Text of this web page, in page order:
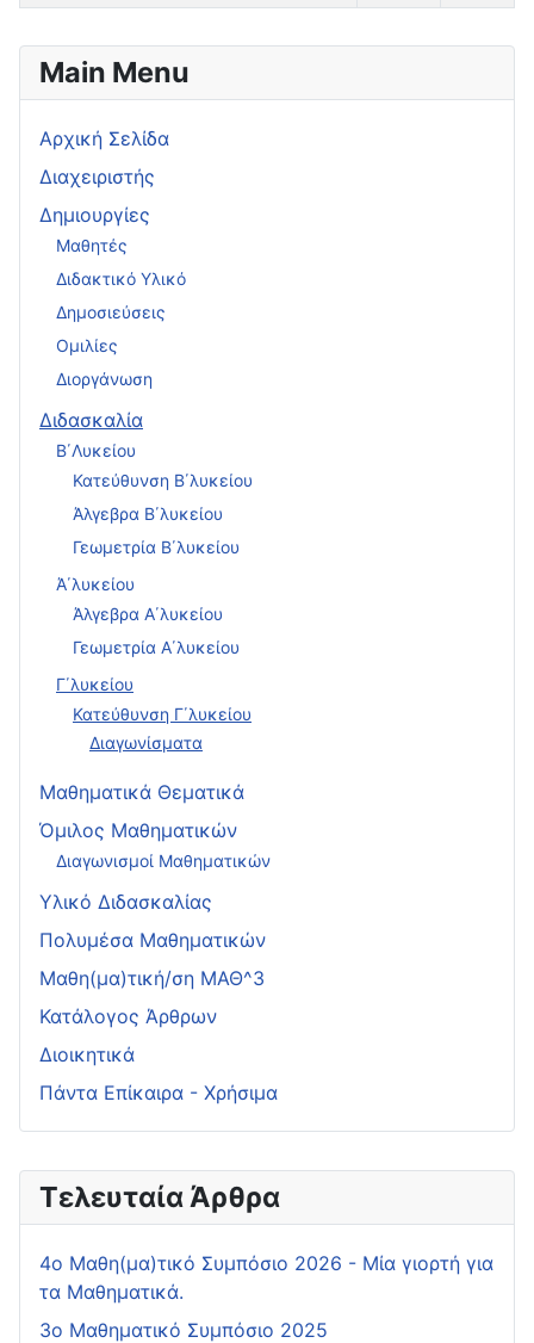
Τελευταία Άρθρα
4o Μαθη(μα)τικό Συμπόσιο 2026 - Μία γιορτή για
τα Μαθηματικά.
3ο Μαθηματικό Συμπόσιο 2025
Main Menu
Αρχική Σελίδα
Διαχειριστής
Δημιουργίες
Μαθητές
Διδακτικό Υλικό
Δημοσιεύσεις
Ομιλίες
Διοργάνωση
Διδασκαλία
Β΄Λυκείου
Κατεύθυνση Β΄λυκείου
Άλγεβρα Β΄λυκείου
Γεωμετρία Β΄λυκείου
Ά΄λυκείου
Άλγεβρα Α΄λυκείου
Γεωμετρία Α΄λυκείου
Γ΄λυκείου
Κατεύθυνση Γ΄λυκείου
Διαγωνίσματα
Μαθηματικά Θεματικά
Όμιλος Μαθηματικών
Διαγωνισμοί Μαθηματικών
Υλικό Διδασκαλίας
Πολυμέσα Μαθηματικών
Μαθη(μα)τική/ση ΜΑΘ^3
Κατάλογος Άρθρων
Διοικητικά
Πάντα Επίκαιρα - Χρήσιμα